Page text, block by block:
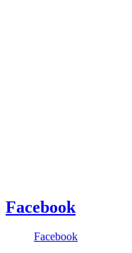
Facebook
Facebook